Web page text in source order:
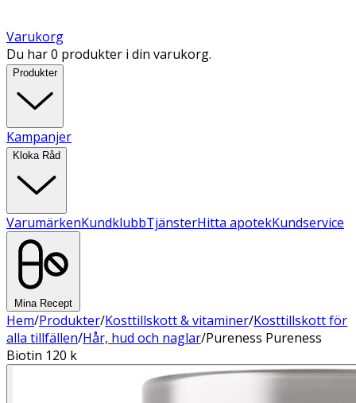
Varukorg
Du har 0 produkter i din varukorg.
Produkter
Kampanjer
Kloka Råd
VarumärkenKundklubbTjänsterHitta apotekKundservice
Mina Recept
Hem/Produkter/Kosttillskott & vitaminer/Kosttillskott för
alla tillfällen/Hår, hud och naglar/Pureness Pureness
Biotin 120 k